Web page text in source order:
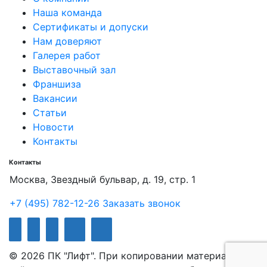
Наша команда
Сертификаты и допуски
Нам доверяют
Галерея работ
Выставочный зал
Франшиза
Вакансии
Статьи
Новости
Контакты
Контакты
Москва, Звездный бульвар, д. 19, стр. 1
+7 (495) 782-12-26 Заказать звонок
© 2026 ПК "Лифт". При копировании материалов